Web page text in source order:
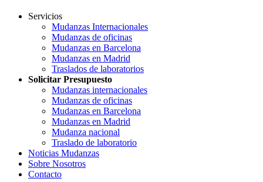
Servicios
Mudanzas Internacionales
Mudanzas de oficinas
Mudanzas en Barcelona
Mudanzas en Madrid
Traslados de laboratorios
Solicitar Presupuesto
Mudanzas internacionales
Mudanzas de oficinas
Mudanzas en Barcelona
Mudanzas en Madrid
Mudanza nacional
Traslado de laboratorio
Noticias Mudanzas
Sobre Nosotros
Contacto